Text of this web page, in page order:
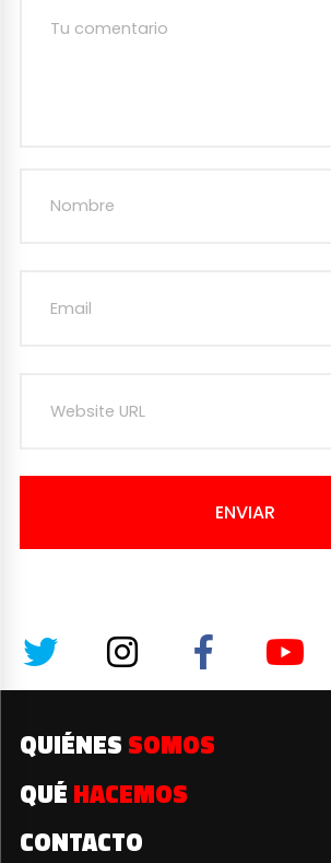
ENVIAR
QUIÉNES SOMOS
QUÉ HACEMOS
CONTACTO